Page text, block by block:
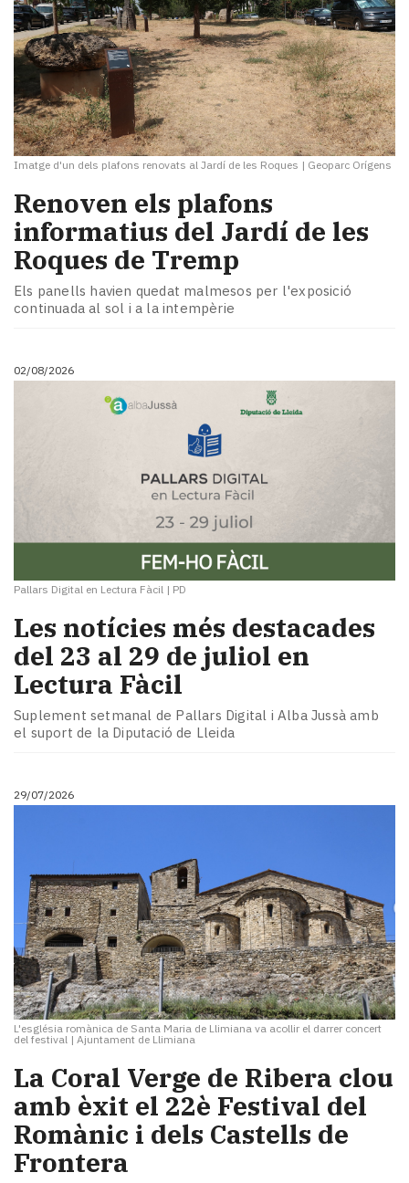
Imatge d'un dels plafons renovats al Jardí de les Roques | Geoparc Orígens
Renoven els plafons
informatius del Jardí de les
Roques de Tremp
Els panells havien quedat malmesos per l'exposició
continuada al sol i a la intempèrie
02/08/2026
Pallars Digital en Lectura Fàcil | PD
Les notícies més destacades
del 23 al 29 de juliol en
Lectura Fàcil
Suplement setmanal de Pallars Digital i Alba Jussà amb
el suport de la Diputació de Lleida
29/07/2026
L'església romànica de Santa Maria de Llimiana va acollir el darrer concert
del festival | Ajuntament de Llimiana
La Coral Verge de Ribera clou
amb èxit el 22è Festival del
Romànic i dels Castells de
Frontera